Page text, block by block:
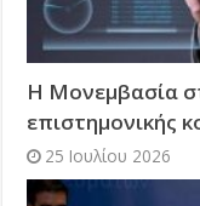
Η Μονεμβασία
επιστημονικής
25 Ιουλίου 2026